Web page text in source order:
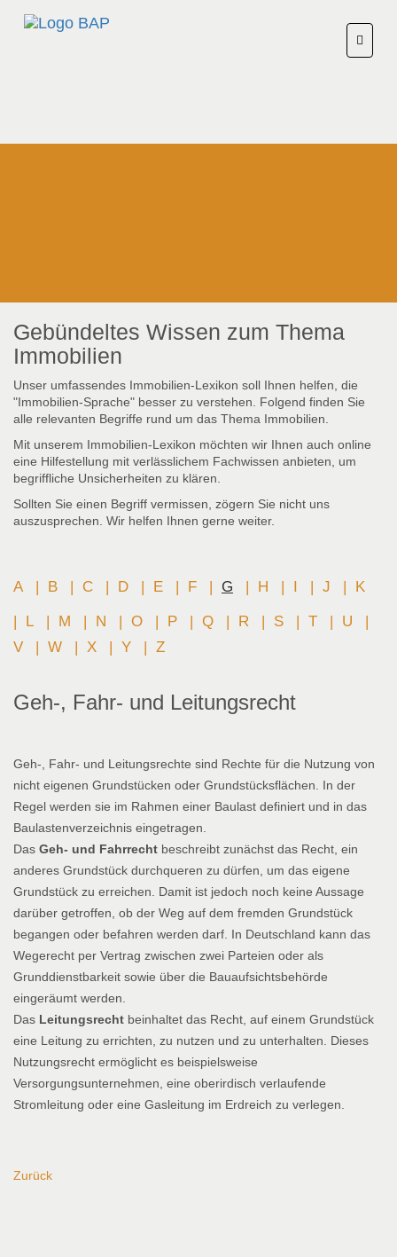
Gebündeltes Wissen zum Thema
Immobilien
Unser umfassendes Immobilien-Lexikon soll Ihnen helfen, die
"Immobilien-Sprache" besser zu verstehen. Folgend finden Sie
alle relevanten Begriffe rund um das Thema Immobilien.
Mit unserem Immobilien-Lexikon möchten wir Ihnen auch online
eine Hilfestellung mit verlässlichem Fachwissen anbieten, um
begriffliche Unsicherheiten zu klären.
Sollten Sie einen Begriff vermissen, zögern Sie nicht uns
auszusprechen. Wir helfen Ihnen gerne weiter.
A B C D E F G H J K
L M N O P Q R S T U
V
W X Y Z
Geh-, Fahr- und Leitungsrecht
Geh-, Fahr- und Leitungsrechte sind Rechte für die Nutzung von
nicht eigenen Grundstücken oder Grundstücksflächen. In der
Regel werden sie im Rahmen einer Baulast definiert und in das
Baulastenverzeichnis eingetragen.
Das Geh- und Fahrrecht beschreibt zunächst das Recht, ein
anderes Grundstück durchqueren zu dürfen, um das eigene
Grundstück zu erreichen. Damit ist jedoch noch keine Aussage
darüber getroffen, ob der Weg auf dem fremden Grundstück
begangen oder befahren werden darf. In Deutschland kann das
Wegerecht per Vertrag zwischen zwei Parteien oder als
Grunddienstbarkeit sowie über die Bauaufsichtsbehörde
eingeräumt werden.
Das Leitungsrecht beinhaltet das Recht, auf einem Grundstück
eine Leitung zu errichten, zu nutzen und zu unterhalten. Dieses
Nutzungsrecht ermöglicht es beispielsweise
Versorgungsunternehmen, eine oberirdisch verlaufende
Stromleitung oder eine Gasleitung im Erdreich zu verlegen.
Zurück